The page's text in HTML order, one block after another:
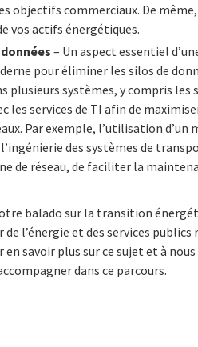
objectifs commerciaux. De
vos actifs énergétiques.
– Un aspect essentiel
pour éliminer les silos de
plusieurs systèmes, y compris les
les services de TI afin de
Par exemple, l’utilisation
des systèmes de
de réseau, de faciliter la
balado sur la transition
de l’énergie et des services
savoir plus sur ce sujet et à
dans ce parcours.